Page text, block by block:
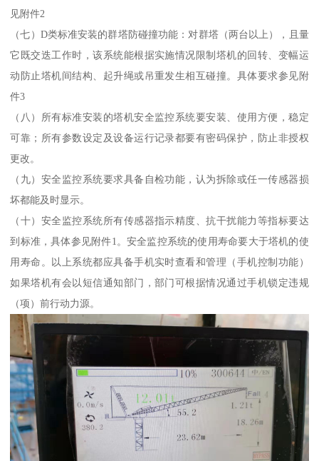
见附件2
（七）D类标准安装的群塔防碰撞功能：对群塔（两台以上），且量
它既交迭工作时，该系统能根据实施情况限制塔机的回转、变幅运
动防止塔机间结构、起升绳或吊重发生相互碰撞。具体要求参见附
件3
（八）所有标准安装的塔机安全监控系统要安装、使用方便，稳定
可靠；所有参数设定及设备运行记录都要有密码保护，防止非授权
更改。
（九）安全监控系统要求具备自检功能，认为拆除或任一传感器损
坏都能及时显示。
（十）安全监控系统所有传感器指示精度、抗干扰能力等指标要达
到标准，具体参见附件1。安全监控系统的使用寿命要大于塔机的使
用寿命。以上系统都应具备手机实时查看和管理（手机控制功能）
如果塔机有会以短信通知部门，部门可根据情况通过手机锁定违规
（项）前行动力源。